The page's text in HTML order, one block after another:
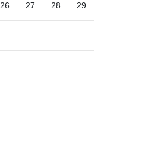
26 27 28 29